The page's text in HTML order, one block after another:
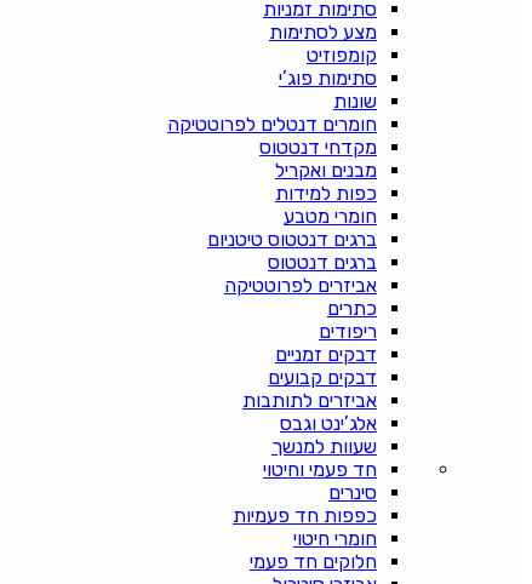
סתימות זמניות
מצע לסתימות
קומפוזיט
סתימות פוג’י
שונות
חומרים דנטלים לפרוטטיקה
מקדחי דנטטוס
מבנים ואקריל
כפות למידות
חומרי מטבע
ברגים דנטטוס טיטניום
ברגים דנטטוס
אביזרים לפרוטטיקה
כתרים
ריפודים
דבקים זמניים
דבקים קבועים
אביזרים לתותבות
אלג’ינט וגבס
שעוות למנשך
חד פעמי וחיטוי
סינרים
כפפות חד פעמיות
חומרי חיטוי
חלוקים חד פעמי